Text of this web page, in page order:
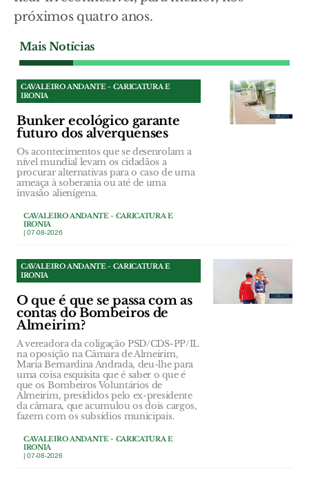
próximos quatro anos.
Mais Notícias
CAVALEIRO ANDANTE - CARICATURA E
IRONIA
Bunker ecológico garante
futuro dos alverquenses
Os acontecimentos que se desenrolam a
nível mundial levam os cidadãos a
procurar alternativas para o caso de uma
ameaça à soberania ou até de uma
invasão alienígena.
CAVALEIRO ANDANTE - CARICATURA E
IRONIA
| 07-08-2026
CAVALEIRO ANDANTE - CARICATURA E
IRONIA
O que é que se passa com as
contas do Bombeiros de
Almeirim?
A vereadora da coligação PSD/CDS-PP/IL
na oposição na Câmara de Almeirim,
Maria Bernardina Andrada, deu-lhe para
uma coisa esquisita que é saber o que é
que os Bombeiros Voluntários de
Almeirim, presididos pelo ex-presidente
da câmara, que acumulou os dois cargos,
fazem com os subsídios municipais.
CAVALEIRO ANDANTE - CARICATURA E
IRONIA
| 07-08-2026